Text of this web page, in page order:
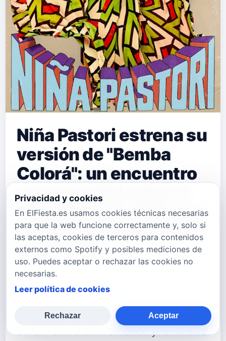
Niña Pastori estrena su
versión de "Bemba
Colorá": un encuentro
monumental entre el
flamenco y la salsa que
celebra la herencia de
Celia Cruz
La legendaria artista gaditana Niña
Pastori, una de las figuras más
gigantescas, respetadas e influyentes
en la historia del flamenco y la música
Privacidad y cookies
En ElFiesta.es usamos cookies técnicas necesarias
para que la web funcione correctamente y, solo si
las aceptas, cookies de terceros para contenidos
externos como Spotify y posibles mediciones de
uso. Puedes aceptar o rechazar las cookies no
necesarias.
Leer política de cookies
Rechazar Aceptar